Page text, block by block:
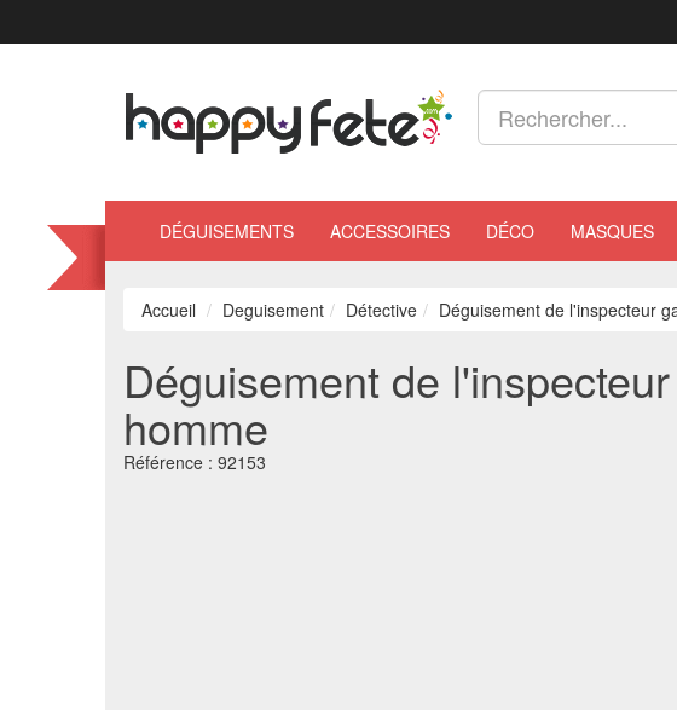
DÉGUISEMENTS ACCESSOIRES DÉCO MASQUES
Accueil Deguisement Détective Déguisement de l'inspecteur
Déguisement de
homme
Référence : 92153